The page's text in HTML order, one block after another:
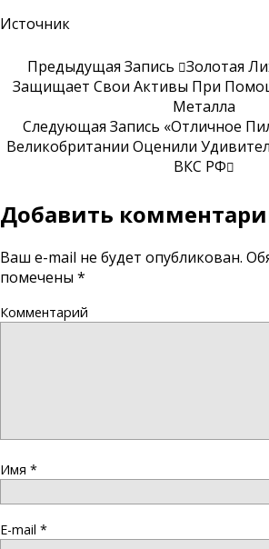
Источник
Предыдущая Запись
Золотая
Защищает Свои Активы При
Металла
Следующая Запись «Отличное
Великобритании Оценили
ВКС РФ
Добавить
Ваш e-mail не будет опубликован.
помечены *
Комментарий
Имя *
E-mail *